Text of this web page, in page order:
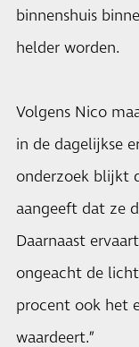
binnenshuis
helder worden.
Volgens Nico
in de dagelijkse
onderzoek blijkt
aangeeft dat ze
Daarnaast
ongeacht de
procent ook het
waardeert.”